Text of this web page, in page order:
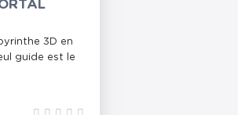
3D en
guide est le